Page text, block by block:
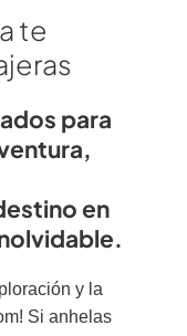
te
para
en
y la
Si anhelas